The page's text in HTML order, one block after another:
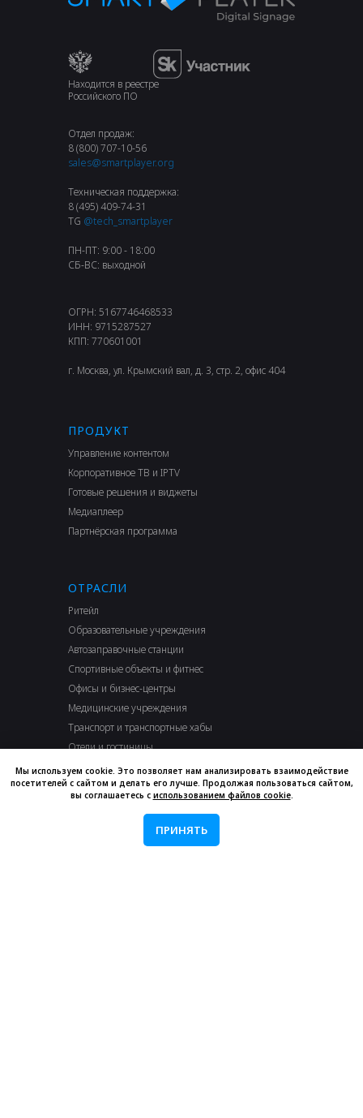
Находится в реестре
Российского ПО
ОГРН: 5167746468533
ИНН: 9715287527
КПП: 770601001
г. Москва, ул. Крымский вал, д. 3, стр. 2, офис 404
Отдел продаж:
8 (800) 707-10-56
sales@smartplayer.org
Техническая поддержка:
8 (495) 409-74-31
TG @tech_smartplayer
ПН-ПТ: 9:00 - 18:00
СБ-ВС: выходной
ПРОДУКТ
Управление контентом
Корпоративное ТВ и IPTV
Готовые решения и виджеты
Медиаплеер
Партнёрская программа
ОТРАСЛИ
Ритейл
Образовательные учреждения
Автозаправочные станции
Спортивные объекты и фитнес
Офисы и бизнес-центры
Медицинские учреждения
Транспорт и транспортные хабы
Отели и гостиницы
Торговые центры
Кафе, бары и рестораны
Мы используем cookie. Это позволяет нам анализировать взаимодействие
посетителей с сайтом и делать его лучше. Продолжая пользоваться сайтом,
вы соглашаетесь с использованием файлов cookie.
ПРИНЯТЬ